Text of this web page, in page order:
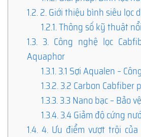
1.2.2. Giới thiệu bình siêu lọc
1.2.1.Thông số kỹ thuật
1.3. 3. Công nghệ lọc
Aquaphor
1.3.1.3.1 Sợi Aqualen –
1.3.2.3.2 Carbon Cabfiber
1.3.3.3.3 Nano bạc – Bảo
1.3.4.3.4 Giảm độ cứng
1.4. 4. Ưu điểm vượt trội